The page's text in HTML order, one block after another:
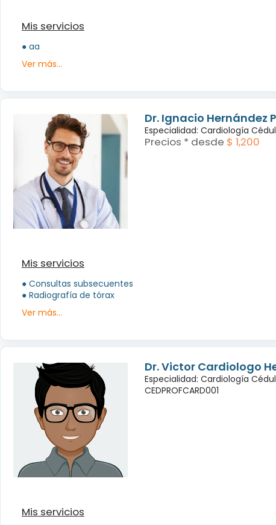
Mis servicios
● aa
Ver más...
Dr. Ignacio Hernández
Especialidad: Cardiología
Precios * desde $ 1,200
Mis servicios
● Consultas subsecuentes
● Radiografía de tórax
Ver más...
Dr. Victor Cardiologo
Especialidad: Cardiología
CEDPROFCARD001
Mis servicios